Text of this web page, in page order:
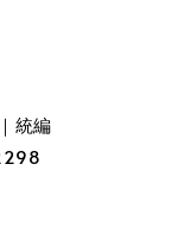
統編